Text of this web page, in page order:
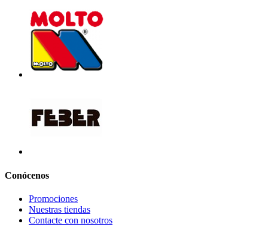
Conócenos
Promociones
Nuestras tiendas
Contacte con nosotros